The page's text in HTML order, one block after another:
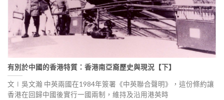
有別於中國的香港特質：香港南亞裔歷史與現況【下】
文∣吳文瀚 中英兩國在1984年簽署《中英聯合聲明》，這份條約讓
香港在回歸中國後實行一國兩制，維持及沿用港英時